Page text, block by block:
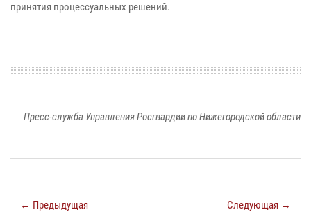
принятия процессуальных решений.
Пресс-служба Управления Росгвардии по Нижегородской области
← Предыдущая Следующая →